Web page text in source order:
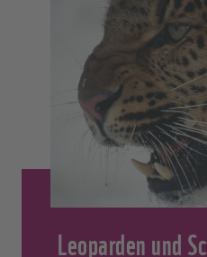
Leoparden und